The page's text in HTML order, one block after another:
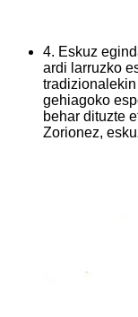
4. Eskuz
ardi larruzko
gehiagoko
behar dituzte
Zorionez,